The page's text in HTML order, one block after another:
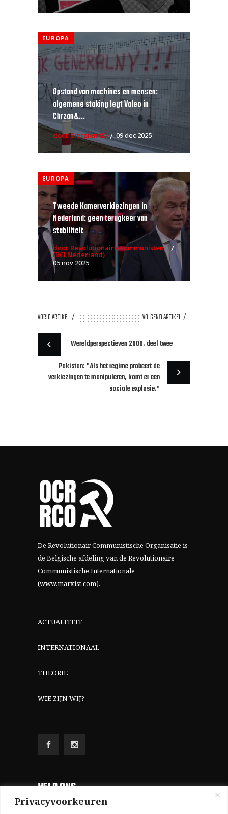
Privacyvoorkeuren
EUROPA
Opstand van machines en mensen:
algemene staking legt Valeo in
Chrzan&...
door Sierpien 80 09 dec 2025
EUROPA
Tweede Kamerverkiezingen in
Nederland: geen terugkeer van
stabiliteit
door Revolutionaire Communisten
(RCI Nederland)
05 nov 2025
VORIG ARTIKEL VOLGEND ARTIKEL
Wereldperspectieven 2008, deel twee
Pakistan: "Als het regime probeert de
verkiezingen te manipuleren, komt er een
sociale explosie."
De Revolutionair Communistische Organisatie is
de Belgische afdeling vande Revolutionaire
Communistische Internationale
(www.marxist.com).
ACTUALITEIT
INTERNATIONAAL
THEORIE
WIE ZIJN WIJ?
HELP ONS